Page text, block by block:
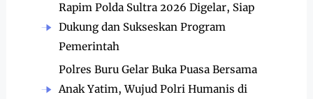
Rapim Polda Sultra 2026 Digelar, Siap
Dukung dan Sukseskan Program
Pemerintah
Polres Buru Gelar Buka Puasa Bersama
Anak Yatim, Wujud Polri Humanis di